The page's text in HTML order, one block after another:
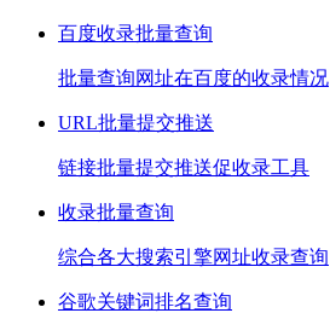
百度收录批量查询
批量查询网址在百度的收录情况
URL批量提交推送
链接批量提交推送促收录工具
收录批量查询
综合各大搜索引擎网址收录查询
谷歌关键词排名查询